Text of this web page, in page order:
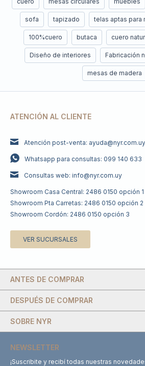
sofa tapizado telas aptas para
100%cuero butaca cuero
Diseño de interiores Fabricación
mesas de madera
ATENCIÓN AL CLIENTE
Atención post-venta: ayuda@nyr.com.uy
Whatsapp para consultas: 099 140 633
Consultas web: info@nyr.com.uy
Showroom Casa Central: 2486 0150 opción 1
Showroom Pta Carretas: 2486 0150 opción 2
Showroom Cordón: 2486 0150 opción 3
VER SUCURSALES
DESPUÉS DE COMPRAR
SOBRE NYR
ANTES DE COMPRAR
NEWSLETTER
¡Suscribite y recibí todas nuestras